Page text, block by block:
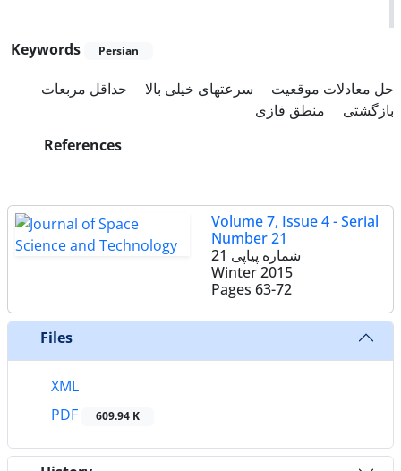
Keywords Persian
حل معادلات موقعیت سرعت­های خیلی بالا
حداقل مربعات
بازگشتی
منطق فازی
References
Volume 7, Issue 4 - Serial
Number 21
شماره پیاپی 21
Winter 2015
Pages 63-72
Files
XML
PDF
609.94 K